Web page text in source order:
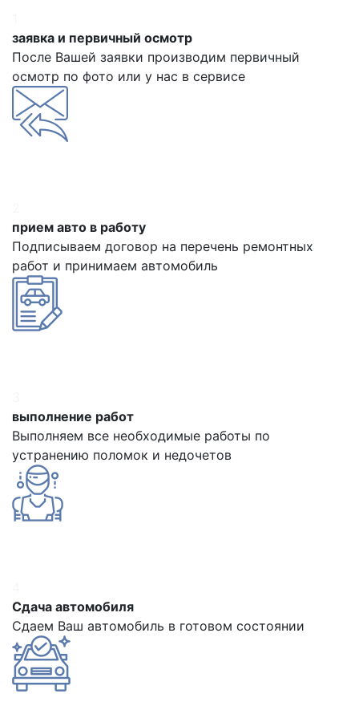
заявка и первичный осмотр
После Вашей заявки производим первичный
осмотр по фото или у нас в сервисе
прием авто в работу
Подписываем договор на перечень ремонтных
работ и принимаем автомобиль
выполнение работ
Выполняем все необходимые работы по
устранению поломок и недочетов
Сдача автомобиля
Сдаем Ваш автомобиль в готовом состоянии